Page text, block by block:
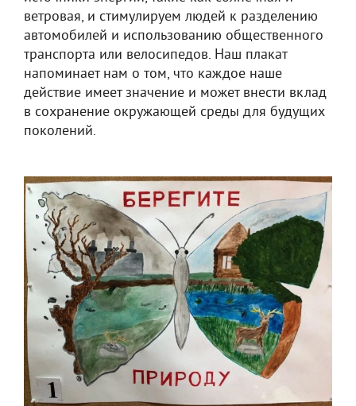
ветровая, и стимулируем людей к разделению
автомобилей и использованию общественного
транспорта или велосипедов. Наш плакат
напоминает нам о том, что каждое наше
действие имеет значение и может внести вклад
в сохранение окружающей среды для будущих
поколений.